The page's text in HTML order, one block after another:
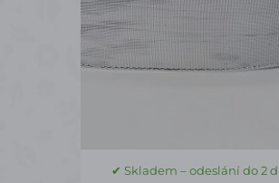
✔ Skladem – odeslání do 2